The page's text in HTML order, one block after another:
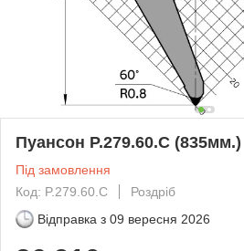
Пуансон P.279.60.C (835мм.)
Під замовлення
Код: P.279.60.C
Роздріб
Відправка з 09 вересня 2026